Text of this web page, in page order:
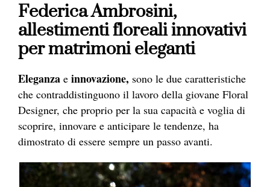
Federica Ambrosini,
allestimenti floreali innovativi
per matrimoni eleganti
Eleganza e innovazione, sono le due caratteristiche
che contraddistinguono il lavoro della giovane Floral
Designer, che proprio per la sua capacità e voglia di
scoprire, innovare e anticipare le tendenze, ha
dimostrato di essere sempre un passo avanti.